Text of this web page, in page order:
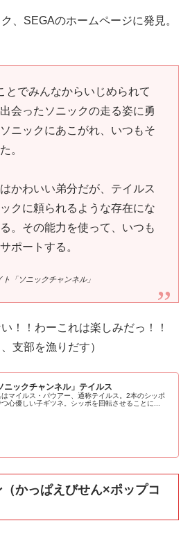
、SEGAのホームページに発見。
とでみんなからいじめられて
会ったソニックの走る姿に勇
ニックにあこがれ、いつもそ
。
かわいい弟分だが、テイルス
クに頼られるような存在にな
。その能力を使って、いつも
ポートする。
「ソニックチャンネル」
！！わーこれは楽しみだっ！！
支部を漁りだす）
ニックチャンネル」テイルス
はマイルス・パウアー、通称テイルス。2本のシッポ
つ心優しい子ギツネ。シッポを回転させることに...
かっぱえびせん×ポップコ